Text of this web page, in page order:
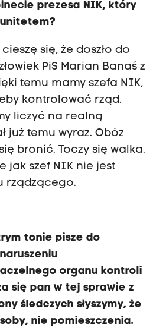
prezesa NIK, który
się, że doszło do
PiS Marian Banaś z
temu mamy szefa NIK,
kontrolować rząd.
liczyć na realną
już temu wyraz. Obóz
bronić. Toczy się walka.
jak szef NIK nie jest
rządzącego.
tonie pisze do
organu kontroli
się pan w tej sprawie z
śledczych słyszymy, że
nie pomieszczenia.